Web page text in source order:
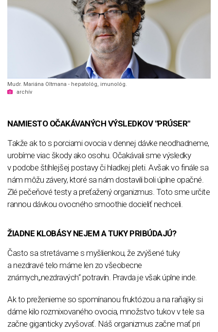
Mudr. Mariána Oltmana - hepatológ, imunológ.
archív
NAMIESTO OČAKÁVANÝCH VÝSLEDKOV "PRÚSER"
Takže ak to s porciami ovocia v dennej dávke neodhadneme,
urobíme viac škody ako osohu. Očakávali sme výsledky
v podobe štíhlejšej postavy či hladkej pleti. Avšak vo finále sa
nám môžu závery, ktoré sa nám dostavili boli úplne opačné.
Zlé pečeňové testy a preťažený organizmus. Toto sme určite
rannou dávkou ovocného smoothie docieliť nechceli.
ŽIADNE KLOBÁSY NEJEM A TUKY PRIBÚDAJÚ?
Často sa stretávame s myšlienkou, že zvýšené tuky
a nezdravé telo máme len zo všeobecne
známych,,nezdravých“ potravín. Pravda je však úplne inde.
Ak to preženieme so spomínanou fruktózou a na raňajky si
dáme kilo rozmixovaného ovocia, množstvo tukov v tele sa
začne giganticky zvyšovať. Náš organizmus začne mať pri